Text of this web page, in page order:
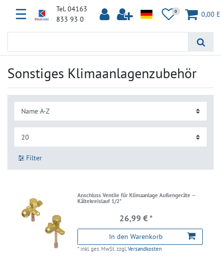
☰
Tel. 04163
833 93 0
0 0,00
Sonstiges Klimaanlagenzubehör
Filter
Anschluss Ventile für Klimaanlage Außengeräte –
Kältekreislauf 1/2"
26,99 € *
In den Warenkorb
* inkl. ges. MwSt.zzgl.Versandkosten